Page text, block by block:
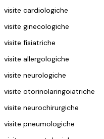
visite cardiologiche
visite ginecologiche
visite fisiatriche
visite allergologiche
visite neurologiche
visite otorinolaringoiatriche
visite neurochirurgiche
visite pneumologiche